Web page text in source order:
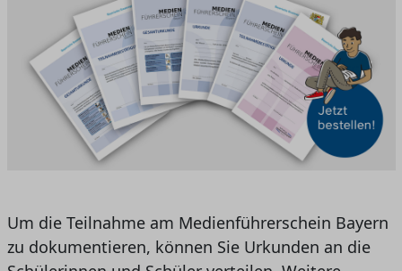
Um die Teilnahme am Medienführerschein Bayern
zu dokumentieren, können Sie Urkunden an die